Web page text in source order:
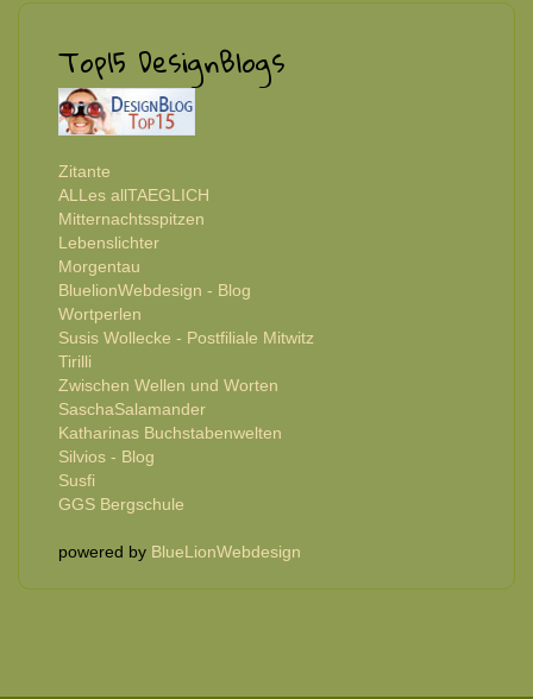
Top15 DesignBlogs
Zitante
ALLes allTAEGLICH
Mitternachtsspitzen
Lebenslichter
Morgentau
BluelionWebdesign - Blog
Wortperlen
Susis Wollecke - Postfiliale Mitwitz
Tirilli
Zwischen Wellen und Worten
SaschaSalamander
Katharinas Buchstabenwelten
Silvios - Blog
Susfi
GGS Bergschule
powered by BlueLionWebdesign